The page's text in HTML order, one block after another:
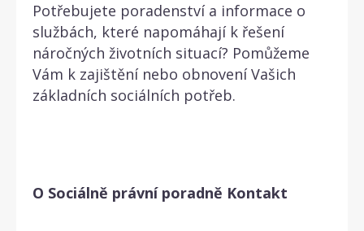
Potřebujete poradenství a informace o
službách, které napomáhají k řešení
náročných životních situací? Pomůžeme
Vám k zajištění nebo obnovení Vašich
základních sociálních potřeb.
O Sociálně právní poradně Kontakt